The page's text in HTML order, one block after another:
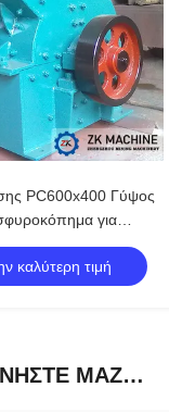
PC600x400 Γύψος
για
καλύτερη τιμή
ΕΠΙΚΟΙΝΩΝΉΣΤΕ ΜΑΖΊ ΜΑΣ